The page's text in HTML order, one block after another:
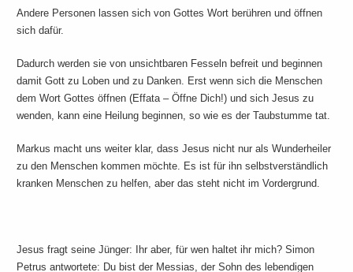
Andere Personen lassen sich von Gottes Wort berühren und öffnen
sich dafür.
Dadurch werden sie von unsichtbaren Fesseln befreit und beginnen
damit Gott zu Loben und zu Danken. Erst wenn sich die Menschen
dem Wort Gottes öffnen (Effata – Öffne Dich!) und sich Jesus zu
wenden, kann eine Heilung beginnen, so wie es der Taubstumme tat.
Markus macht uns weiter klar, dass Jesus nicht nur als Wunderheiler
zu den Menschen kommen möchte. Es ist für ihn selbstverständlich
kranken Menschen zu helfen, aber das steht nicht im Vordergrund.
Jesus fragt seine Jünger: Ihr aber, für wen haltet ihr mich? Simon
Petrus antwortete: Du bist der Messias, der Sohn des lebendigen